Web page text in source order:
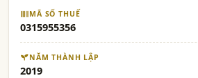
MÃ SỐ THUẾ
0315955356
NĂM THÀNH LẬP
2019